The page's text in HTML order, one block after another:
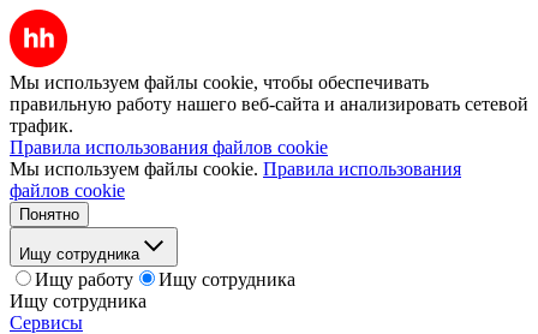
Мы используем файлы cookie, чтобы обеспечивать
правильную работу нашего веб-сайта и анализировать сетевой
трафик.
Правила использования файлов cookie
Мы используем файлы cookie. Правила использования
файлов cookie
Понятно
Ищу сотрудника
Ищу работу
Ищу сотрудника
Ищу сотрудника
Сервисы